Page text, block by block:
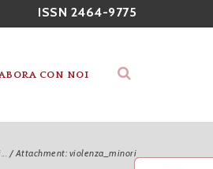
ISSN 2464-9775
CON NOI
/Attachment: violenza_minori